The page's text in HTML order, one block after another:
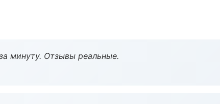
минуту. Отзывы реальные.